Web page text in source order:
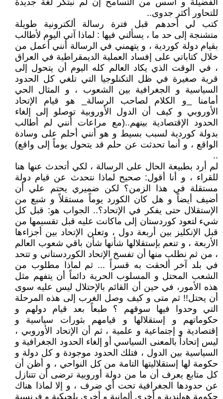
الفضيلة و أسس من التسامح إن لم نبتكر لغة جديدة
للتحاور أكثر جدوى..
كتب لي أحدهم قبل فترة رسالة ألكترونية طويلة
متشنجة إلى حد ما ، يسألني فيها : لماذا آتي اليوم لأطالب
بقيام دولة كوردية ، و يتهمني في الرسالة أنني أعمل من
خلال كتاباتي على إفساد العملية الديمقراطية في العراق
، في الوقت الذي يكاد العالم كله اليوم أن يتحول إلى
قرية صغيرة في ظل التكنلوجيا التي تلغي كل الحدود
السياسية و الجغرافية بين الشعوب ، و المثال الحي
أمامنا _و الكلام لصاحب الرسالة_ هو قيام الإتحاد
الأوروبي و كيف أن الدول الأوروبية توصلو إلى إلغاء
الحدود الإقتصادية بينهم..(مع مراعات أنني لم أطالب
بدولة كوردية لسبب بسيط و هو أنني أحلم على وسادة
الواقع ، و أنما تحدثت عن حلم قد يتحول يوماً إلى واقع)
..
لم أرد بطبيعة الحال على الرسالة ، لكي أتحدث عنها هنا
للقراء ، و أنا أقول: صحيح لماذا نتحدث عن قيام دولة
مستقلة في هذا الزمن؟ لكن ضميري يحتم علي أن
أضيف أيضاً و هل كان الكورد يوماً مستقلاً و شبع من
الإستقلال حتى يفكر في الإتحاد؟.. الجواب هو: قبل كل
شيء لتعود كوردستان إلى ماكانت عليه قبل تقسيمها من
قبل الإنكليز بين أربعة دول ، وتعلن الإتحاد بين أجزاءها
الأربعة ، و تنعم بإستقلالها شأنها شأن باقي شعوب العالم
، من ثم نطلب منها أن تفسخ الإتحاد الكوردستاني و تتحد
في بلد آخر ألحقت به قسراً ... ثم لماذا مطلوب من
الشعب المحتل و المسلوب الحرية دائماً أن يتفهم مثل
هذه الأمور، في حين أن القائم بالإحتلال ليس عليه سوى
أن يحتل!! ثم متى و كيف وصل الغرب إلى هذه المرحلة
التي وحدوا فيها سوقهم ؟ طبعاً بعد قيام دولهم و
حكوماتهم و إستقلالها و قيامهم بثورات سياسية و
إقتصادية و إجتماعية و علمية ، ثم أن الإتحاد الأوروبي ،
ليس إتحاداً بالمعنى السياسي أو إلغاء الحدود الجغرافية و
السياسية بين الدول ، فتلك الحدود موجودة و كل دولة و
حكومة لها إستقلاليتها التامة من كل النواحي ، و أظن أن
كل متابع يعرف أن ما من دولة أوروبية ترضى أن تتنازل
عن حدودها الجغرافية تحت أي ضرف ، و إلا لماذا هناك
حكومة هولندية و أخرى ألمانية و أخرى بلجيكية و فرنسية